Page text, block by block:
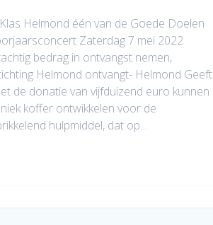
Helmond één van de Goede Doelen
Zaterdag 7 mei 2022
bedrag in ontvangst nemen,
Helmond ontvangt- Helmond Geeft
de donatie van vijfduizend euro kunnen
koffer ontwikkelen voor de
hulpmiddel, dat op…